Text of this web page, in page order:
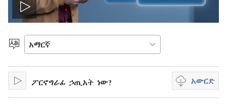
ቪዲዮውን
አጫውት
ቋንቋ
ምረጥ
አጫውት
ፖርኖግራፊ ኃጢአት ነው? አውርድ
ቪዲዮ
ማውረድ